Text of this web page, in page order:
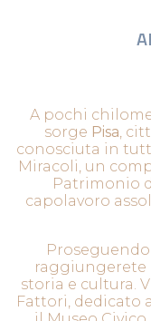
A pochi
sorge Pisa ,
conosciuta in
Miracoli, un
Patrimonio
capolavoro
raggiungerete
storia e cultura.
Fattori, dedicato